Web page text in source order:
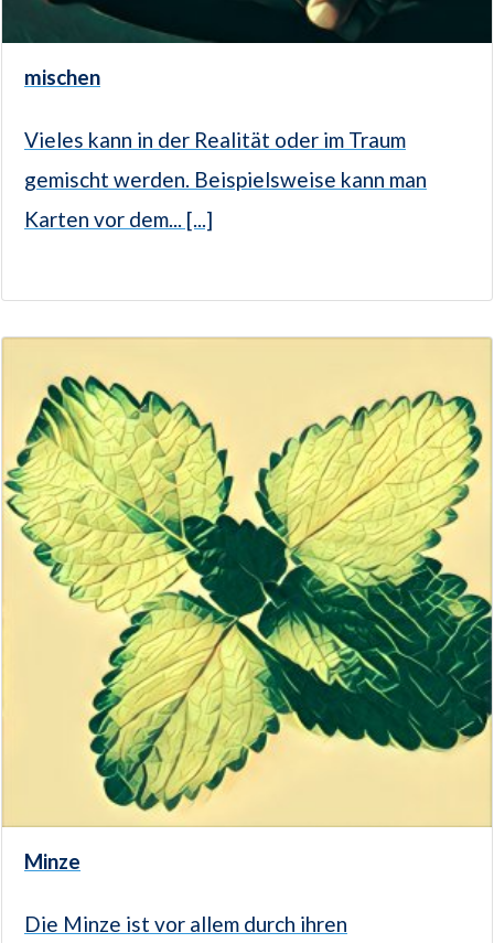
mischen
Vieles kann in der Realität oder im Traum
gemischt werden. Beispielsweise kann man
Karten vor dem... [...]
Minze
Die Minze ist vor allem durch ihren